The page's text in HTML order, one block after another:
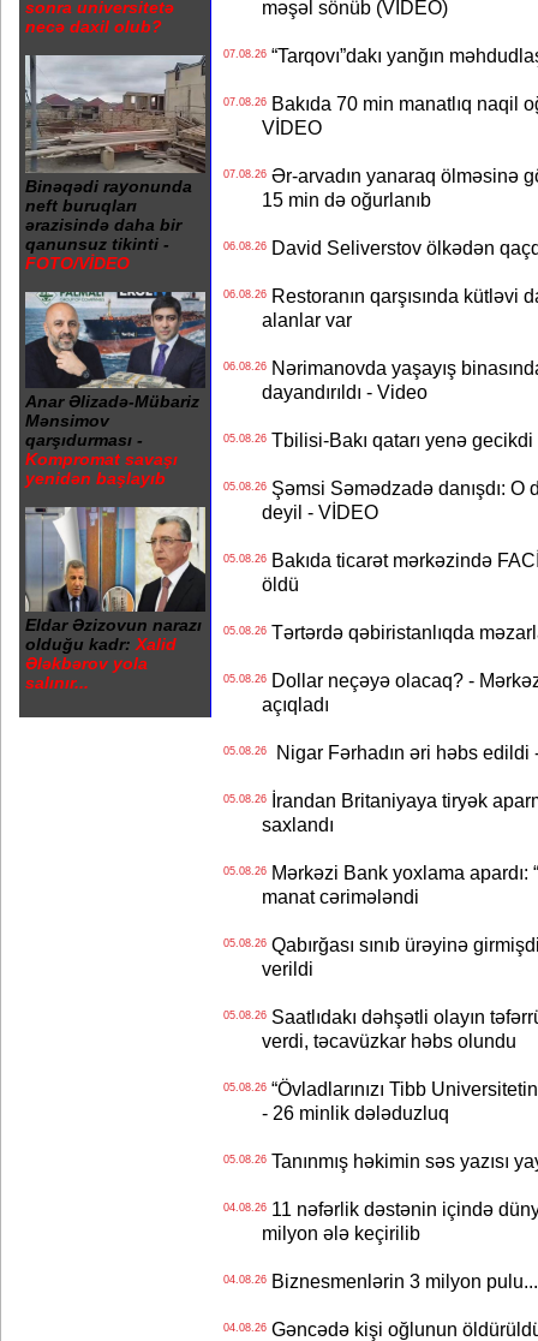
sonra universitetə
necə daxil olub?
Binəqədi rayonunda
neft buruqları
ərazisində daha bir
qanunsuz tikinti -
FOTO/VİDEO
Anar Əlizadə-Mübariz
Mənsimov
qarşıdurması -
Kompromat savaşı
yenidən başlayıb
Eldar Əzizovun narazı
olduğu kadr: Xalid
Ələkbərov yola
salınır...
məşəl sönüb (VİDEO)
07.08.26“Tarqovı”dakı yanğın
07.08.26Bakıda 70 min manatlıq naqil
VİDEO
07.08.26Ər-arvadın yanaraq ölməsinə
15 min də oğurlanıb
06.08.26David Seliverstov ölkədən
06.08.26Restoranın qarşısında kütləvi
alanlar var
06.08.26Nərimanovda yaşayış
dayandırıldı - Video
05.08.26Tbilisi-Bakı qatarı yenə gecikdi
05.08.26Şəmsi Səmədzadə danışdı: O
deyil - VİDEO
05.08.26Bakıda ticarət mərkəzində
öldü
05.08.26Tərtərdə qəbiristanlıqda
05.08.26Dollar neçəyə olacaq? -
açıqladı
05.08.26Nigar Fərhadın əri həbs edildi
05.08.26İrandan Britaniyaya tiryək
saxlandı
05.08.26Mərkəzi Bank yoxlama apardı:
manat cərimələndi
05.08.26Qabırğası sınıb ürəyinə
verildi
05.08.26Saatlıdakı dəhşətli olayın
verdi, təcavüzkar həbs olundu
05.08.26“Övladlarınızı Tibb
- 26 minlik dələduzluq
05.08.26Tanınmış həkimin səs yazısı
04.08.2611 nəfərlik dəstənin içində
milyon ələ keçirilib
04.08.26Biznesmenlərin 3 milyon
04.08.26Gəncədə kişi oğlunun